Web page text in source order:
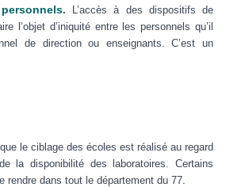
. L’accès à des dispositifs de
l’objet d’iniquité entre les personnels qu’il
de direction ou enseignants. C’est un
le ciblage des écoles est réalisé au regard
la disponibilité des laboratoires. Certains
rendre dans tout le département du 77.